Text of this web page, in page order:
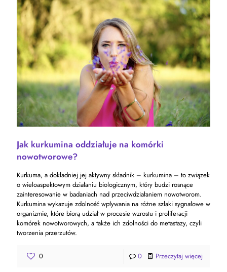
Jak kurkumina oddziałuje na komórki
nowotworowe?
Kurkuma, a dokładniej jej aktywny składnik – kurkumina – to związek
o wieloaspektowym działaniu biologicznym, który budzi rosnące
zainteresowanie w badaniach nad przeciwdziałaniem nowotworom.
Kurkumina wykazuje zdolność wpływania na różne szlaki sygnałowe w
organizmie, które biorą udział w procesie wzrostu i proliferacji
komórek nowotworowych, a także ich zdolności do metastazy, czyli
tworzenia przerzutów.
0 0 Przeczytaj więcej